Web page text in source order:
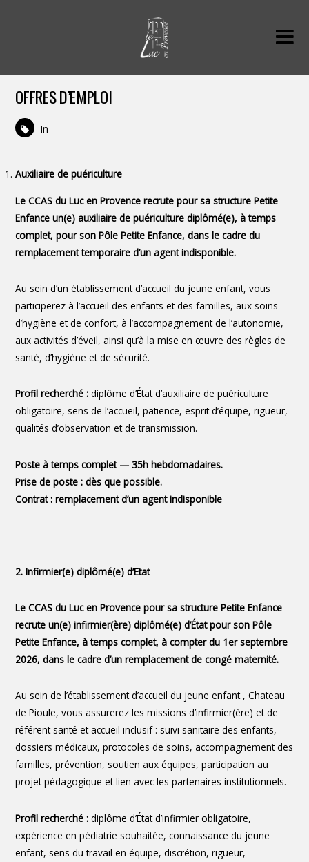
OFFRES D’EMPLOI
In
Auxiliaire de puériculture
Le CCAS du Luc en Provence recrute pour sa structure Petite
Enfance un(e) auxiliaire de puériculture diplômé(e), à temps
complet, pour son Pôle Petite Enfance, dans le cadre du
remplacement temporaire d’un agent indisponible.
Au sein d’un établissement d’accueil du jeune enfant, vous
participerez à l’accueil des enfants et des familles, aux soins
d’hygiène et de confort, à l’accompagnement de l’autonomie,
aux activités d’éveil, ainsi qu’à la mise en œuvre des règles de
santé, d’hygiène et de sécurité.
Profil recherché : diplôme d’État d’auxiliaire de puériculture
obligatoire, sens de l’accueil, patience, esprit d’équipe, rigueur,
qualités d’observation et de transmission.
Poste à temps complet — 35h hebdomadaires.
Prise de poste : dès que possible.
Contrat : remplacement d’un agent indisponible
2. Infirmier(e) diplômé(e) d’Etat
Le CCAS du Luc en Provence pour sa structure Petite Enfance
recrute un(e) infirmier(ère) diplômé(e) d’État pour son Pôle
Petite Enfance, à temps complet, à compter du 1er septembre
2026, dans le cadre d’un remplacement de congé maternité.
Au sein de l’établissement d’accueil du jeune enfant , Chateau
de Pioule, vous assurerez les missions d’infirmier(ère) et de
référent santé et accueil inclusif : suivi sanitaire des enfants,
dossiers médicaux, protocoles de soins, accompagnement des
familles, prévention, soutien aux équipes, participation au
projet pédagogique et lien avec les partenaires institutionnels.
Profil recherché : diplôme d’État d’infirmier obligatoire,
expérience en pédiatrie souhaitée, connaissance du jeune
enfant, sens du travail en équipe, discrétion, rigueur,